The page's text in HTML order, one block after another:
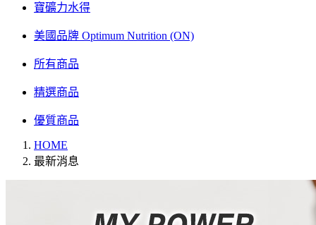
寶礦力水得
美國品牌 Optimum Nutrition (ON)
所有商品
精選商品
優質商品
HOME
最新消息